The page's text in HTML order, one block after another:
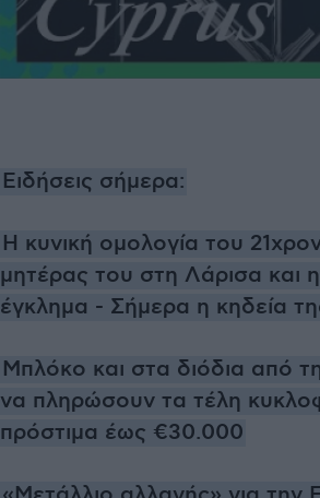
Ειδήσεις σήμερα:
Η κυνική ομολογία του
μητέρας του στη Λάρισα και
έγκλημα - Σήμερα η κηδεία
Μπλόκο και στα διόδια από
να πληρώσουν τα τέλη
πρόστιμα έως €30.000